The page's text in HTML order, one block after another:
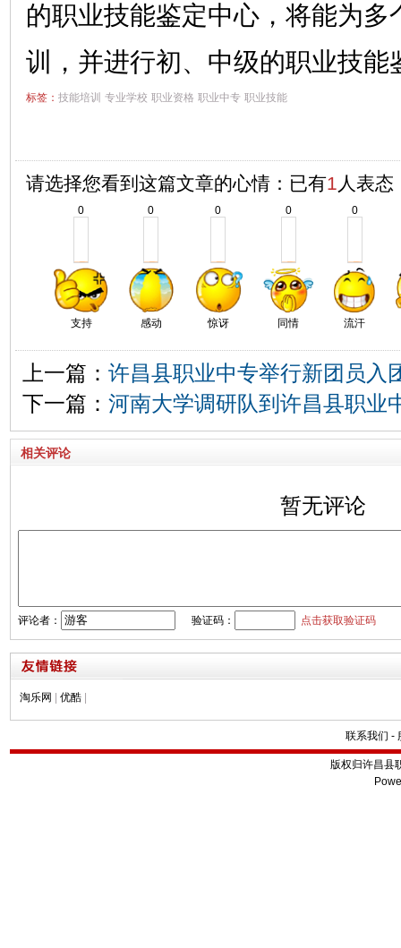
的职业技能鉴定中心，将能为多
训，并进行初、中级的职业技能
标签： 技能培训 专业学校 职业资格 职业中专 职业技能
请选择您看到这篇文章的心情：已有1 人表态
0
支持
0
感动
0
惊讶
0
同情
0
流汗
上一篇： 许昌县职业中专举行新团员入
下一篇： 河南大学调研队到许昌县职业
相关评论
暂无评论
评论者： 验证码： 点击获取验证码
淘乐网 优酷
联系我们 -
版权归许昌县